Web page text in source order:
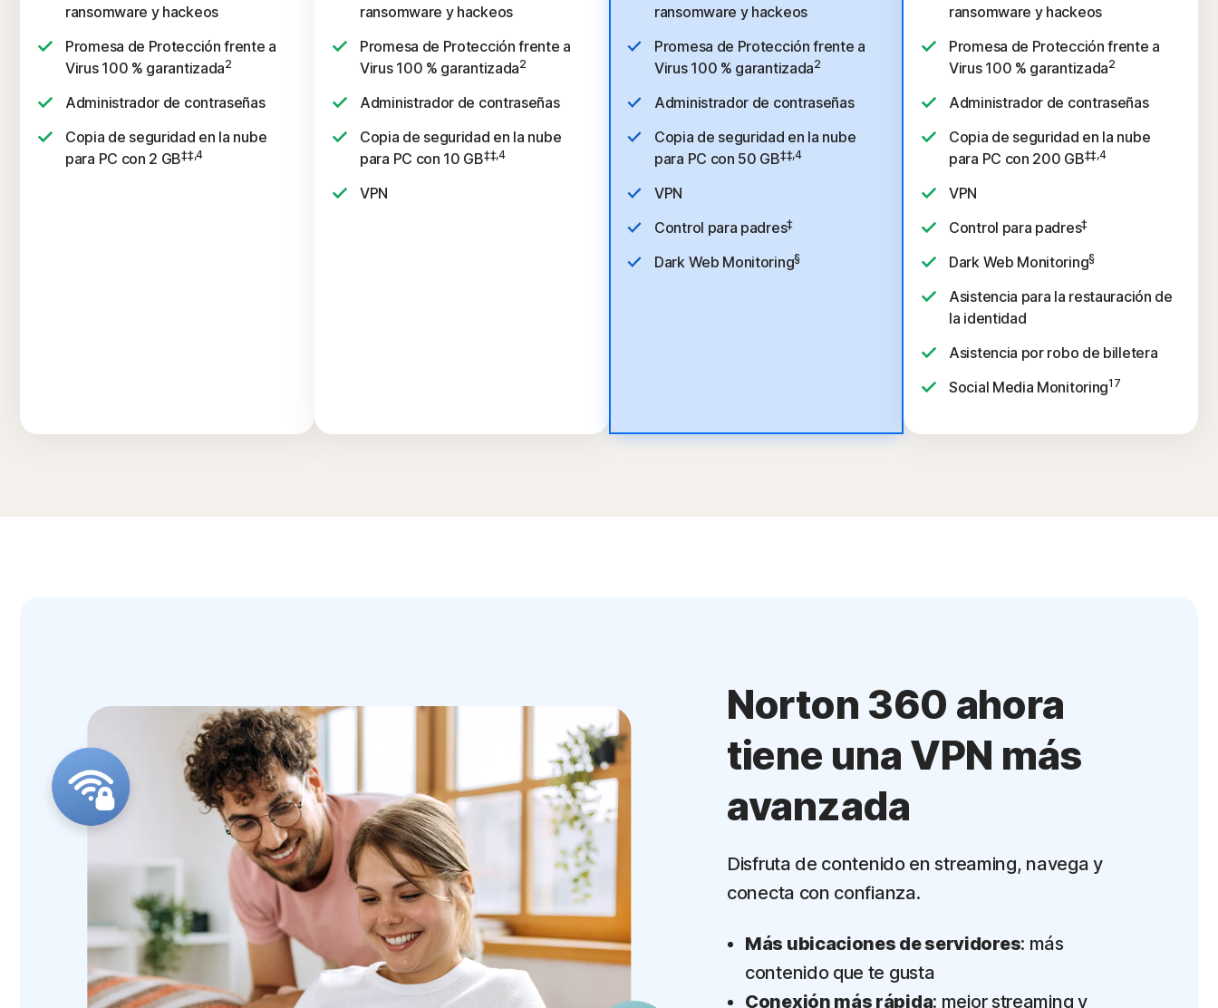
ransomware y hackeos
Promesa de Protección frente a
Virus 100 % garantizada2
Administrador de contraseñas
Copia de seguridad en la nube
para PC con 2 GB‡‡,4
ransomware y hackeos
Promesa de Protección frente a
Virus 100 % garantizada2
Administrador de contraseñas
Copia de seguridad en la nube
para PC con 10 GB‡‡,4
VPN
ransomware y hackeos
Promesa de Protección frente a
Virus 100 % garantizada2
Administrador de contraseñas
Copia de seguridad en la nube
para PC con 50 GB‡‡,4
VPN
Control para padres‡
Dark Web Monitoring§
ransomware y hackeos
Promesa de Protección frente a
Virus 100 % garantizada2
Administrador de contraseñas
Copia de seguridad en la nube
para PC con 200 GB‡‡,4
VPN
Control para padres‡
Dark Web Monitoring§
Asistencia para la restauración de
la identidad
Asistencia por robo de billetera
Social Media Monitoring17
Norton 360 ahora
tiene una VPN más
avanzada
Disfruta de contenido en streaming, navega y
conecta con confianza.
Más ubicaciones de servidores: más
contenido que te gusta
Conexión más rápida: mejor streaming y